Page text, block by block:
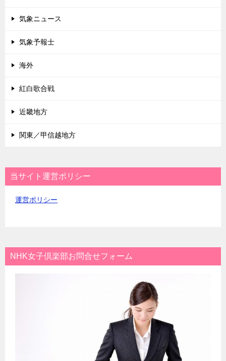
気象ニュース
気象予報士
海外
紅白歌合戦
近畿地方
関東／甲信越地方
当サイト運営ポリシー
運営ポリシー
NHK女子倶楽部お問合せフォーム